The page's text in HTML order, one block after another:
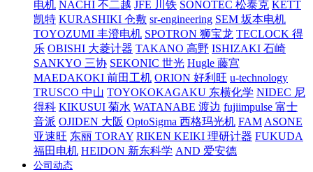
电机 NACHI 不二越 JFE 川铁 SONOTEC 松泰克 KETT
凯特 KURASHIKI 仓敷 sr-engineering SEM 坂本电机
TOYOZUMI 丰澄电机 SPOTRON 狮宝龙 TECLOCK 得
乐 OBISHI 大菱计器 TAKANO 高野 ISHIZAKI 石崎
SANKYO 三协 SEKONIC 世光 Hugle 藤宫
MAEDAKOKI 前田工机 ORION 好利旺 u-technology
TRUSCO 中山 TOYOKOKAGAKU 东横化学 NIDEC 尼
得科 KIKUSUI 菊水 WATANABE 渡边 fujiimpulse 富士
音派 OJIDEN 大阪 OptoSigma 西格玛光机 FAM ASONE
亚速旺 东丽 TORAY RIKEN KEIKI 理研计器 FUKUDA
福田电机 HEIDON 新东科学 AND 爱安德
公司动态